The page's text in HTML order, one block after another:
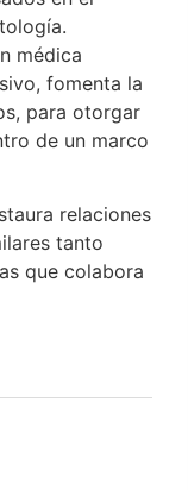
médica
fomenta la
para otorgar
de un marco
relaciones
tanto
que colabora